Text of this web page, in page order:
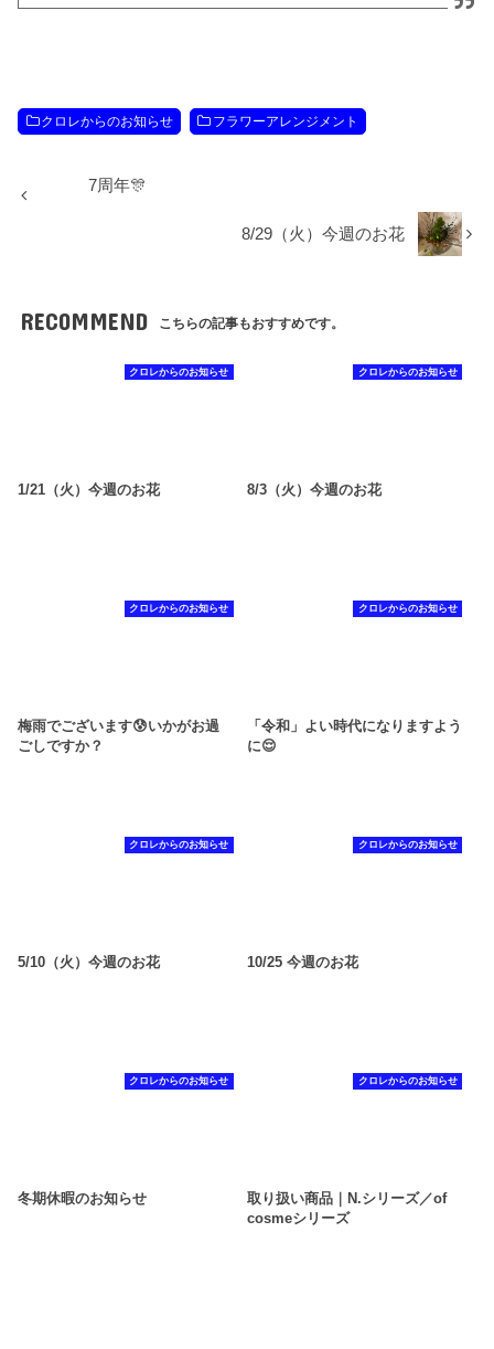
クロレからのお知らせ フラワーアレンジメント
7周年🎊
8/29（火）今週のお花
RECOMMEND こちらの記事もおすすめです。
クロレからのお知らせ
1/21（火）今週のお花
クロレからのお知らせ
8/3（火）今週のお花
クロレからのお知らせ
梅雨でございます😰いかがお過
ごしですか？
クロレからのお知らせ
「令和」よい時代になりますよう
に😌
クロレからのお知らせ
5/10（火）今週のお花
クロレからのお知らせ
10/25 今週のお花
クロレからのお知らせ
冬期休暇のお知らせ
クロレからのお知らせ
取り扱い商品｜N.シリーズ／of
cosmeシリーズ